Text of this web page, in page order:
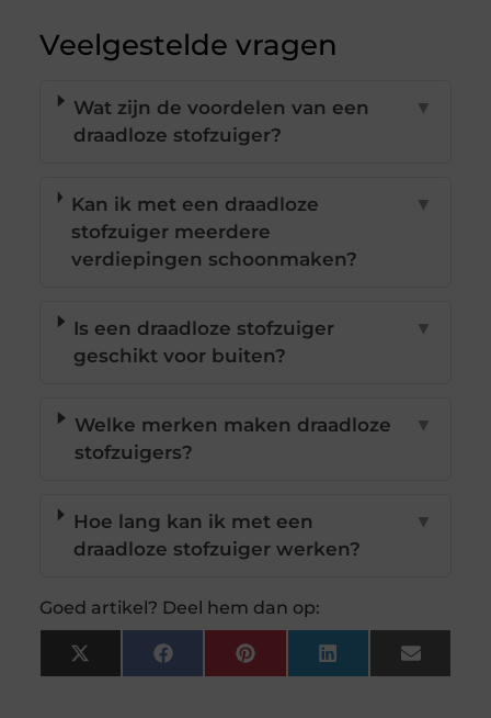
Veelgestelde vragen
Wat zijn de voordelen van een
draadloze stofzuiger?
▼
Kan ik met een draadloze
stofzuiger meerdere
verdiepingen schoonmaken?
▼
Is een draadloze stofzuiger
geschikt voor buiten?
▼
Welke merken maken draadloze
stofzuigers?
▼
Hoe lang kan ik met een
draadloze stofzuiger werken?
▼
Goed artikel? Deel hem dan op:
X
(Twitter)
FacebookPinterestLinkedInEmail